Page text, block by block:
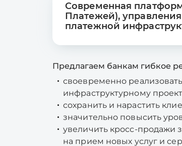
Современная
Платежей),
платежной
Предлагаем банкам гибкое
своевременно
инфраструктурному
сохранить и нарастить
значительно повысить
увеличить кросс-продажи
на прием новых услуг и